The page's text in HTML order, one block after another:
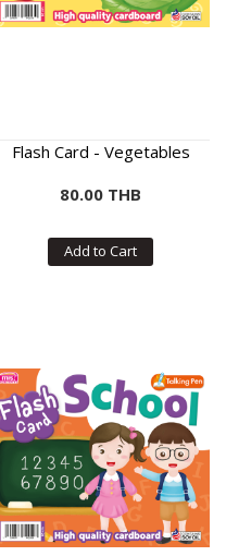
Flash Card - Vegetables
80.00 THB
Add to Cart